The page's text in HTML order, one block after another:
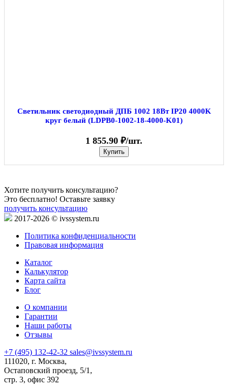
Светильник светодиодный ДПБ 1002 18Вт IP20 4000K
круг белый (LDPB0-1002-18-4000-K01)
1 855.90 ₽/шт.
Купить
Хотите получить консультацию?
Это бесплатно! Оставьте заявку
получить консультацию
2017-2026 © ivssystem.ru
Политика конфиденциальности
Правовая информация
Каталог
Калькулятор
Карта сайта
Блог
О компании
Гарантии
Наши работы
Отзывы
+7 (495) 132-42-32 sales@ivssystem.ru
111020, г. Москва,
Остаповский проезд, 5/1,
стр. 3, офис 392